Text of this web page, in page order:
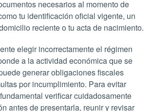
necesarios al momento de
tu identificación oficial vigente, un
reciente o tu acta de nacimiento.
elegir incorrectamente el régimen
a la actividad económica que se
generar obligaciones fiscales
por incumplimiento. Para evitar
verificar cuidadosamente
antes de presentarla, reunir y revisar